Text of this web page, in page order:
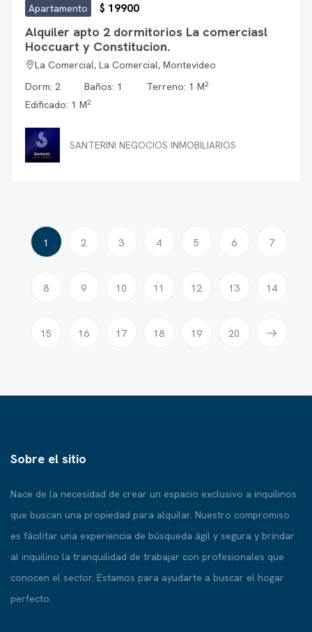
Apartamento $ 19900
Alquiler apto 2 dormitorios La comerciasl
Hoccuart y Constitucion.
La Comercial, La Comercial, Montevideo
Dorm: 2
Baños: 1 Terreno: 1 M2
Edificado: 1 M2
SANTERINI NEGOCIOS INMOBILIARIOS
1 (current)
2 3 4 5 6 7
8 9 10 11 12 13 14
15 16 17 18 19 20
Sobre el sitio
Nace de la necesidad de crear un espacio exclusivo a inquilinos
que buscan una propiedad para alquilar. Nuestro compromiso
es fácilitar una experiencia de búsqueda ágil y segura y brindar
al inquilino la tranquilidad de trabajar con profesionales que
conocen el sector. Estamos para ayudarte a buscar el hogar
perfecto.